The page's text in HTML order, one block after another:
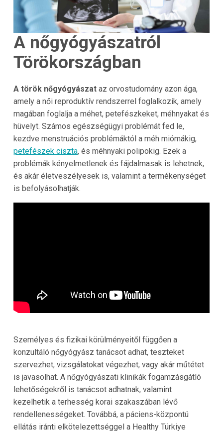
A nőgyógyászatról
Törökországban
A török nőgyógyászataz orvostudomány azon ága,
amely a női reproduktív rendszerrel foglalkozik, amely
magában foglalja a méhet, petefészkeket, méhnyakat és
hüvelyt. Számos egészségügyi problémát fed le,
kezdve menstruációs problémáktól a méh miómákig,
petefészek ciszta, és méhnyaki polipokig. Ezek a
problémák kényelmetlenek és fájdalmasak is lehetnek,
és akár életveszélyesek is, valamint a termékenységet
is befolyásolhatják.
Személyes és fizikai körülményeitől függően a
konzultáló nőgyógyász tanácsot adhat, teszteket
szervezhet, vizsgálatokat végezhet, vagy akár műtétet
is javasolhat. A nőgyógyászati klinikák fogamzásgátló
lehetőségekről is tanácsot adhatnak, valamint
kezelhetik a terhesség korai szakaszában lévő
rendellenességeket. Továbbá, a páciens-központú
ellátás iránti elkötelezettséggel a Healthy Türkiye